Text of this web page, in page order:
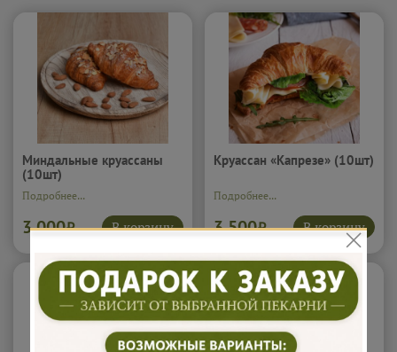
Миндальные круассаны
(10шт)
Подробнее...
3 000₽ В корзину
Круассан «Капрезе» (10шт)
Подробнее...
3 500₽ В корзину